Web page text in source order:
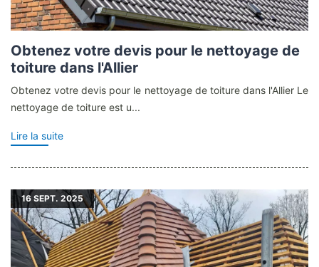
Obtenez votre devis pour le nettoyage de
toiture dans l'Allier
Obtenez votre devis pour le nettoyage de toiture dans l'Allier Le
nettoyage de toiture est u...
Lire la suite
16 SEPT. 2025